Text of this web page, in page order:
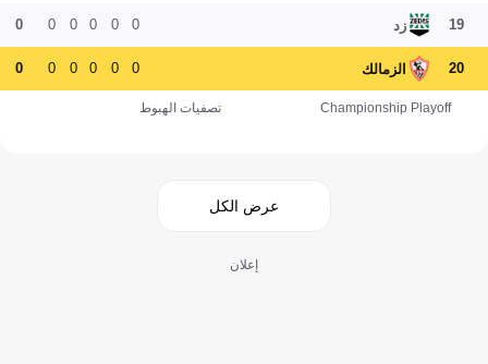
19 زد 0
0
0
0
0
0
20 الزمالك 0
0
0
0
0
0
Championship Playoff تصفيات الهبوط
عرض الكل
إعلان